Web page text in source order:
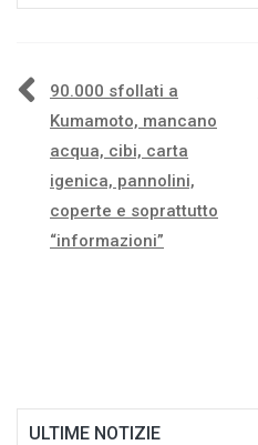
Navigazione
articoli
90.000 sfollati a
Kumamoto, mancano
acqua, cibi, carta
igenica, pannolini,
coperte e soprattutto
“informazioni”
ULTIME NOTIZIE